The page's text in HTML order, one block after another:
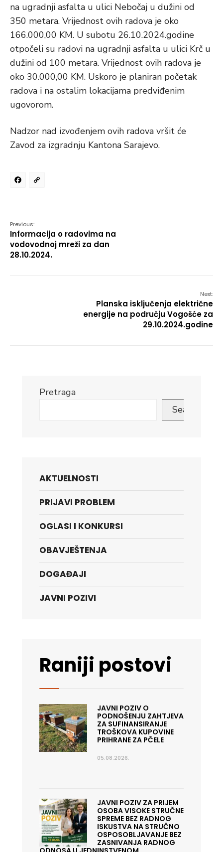
na ugradnji asfalta u ulici Nebočaj u dužini od
350 metara. Vrijednost ovih radova je oko
166.000,00 KM. U subotu 26.10.2024.godine
otpočeli su radovi na ugradnji asfalta u ulici Krč u
dužini od 100 metara. Vrijednost ovih radova je
oko 30.000,00 KM. Uskoro je planiran početak
radova i na ostalim lokacijama predviđenim
ugovorom.
Nadzor nad izvođenjem ovih radova vršit će
Zavod za izgradnju Kantona Sarajevo.
Facebook
Previous:
Informacija o radovima na
vodovodnoj mreži za dan
28.10.2024.
Next:
Planska isključenja električne
energije na području Vogošće za
29.10.2024.godine
Pretraga
Search
AKTUELNOSTI
PRIJAVI PROBLEM
OGLASI I KONKURSI
OBAVJEŠTENJA
DOGAĐAJI
JAVNI POZIVI
Raniji postovi
JAVNI POZIV O
PODNOŠENJU ZAHTJEVA
ZA SUFINANSIRANJE
TROŠKOVA KUPOVINE
PRIHRANE ZA PČELE
05.08.2026.
JAVNI POZIV ZA PRIJEM
OSOBA VISOKE STRUČNE
SPREME BEZ RADNOG
ISKUSTVA NA STRUČNO
OSPOSOBLJAVANJE BEZ
ZASNIVANJA RADNOG